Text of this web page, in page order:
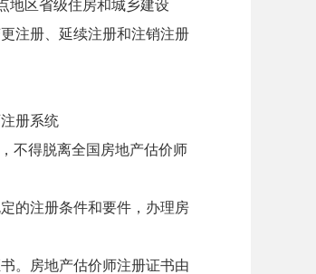
地区省级住房和城乡建设
注册、延续注册和注销注册
册系统
不得脱离全国房地产估价师
的注册条件和要件，办理房
。房地产估价师注册证书由